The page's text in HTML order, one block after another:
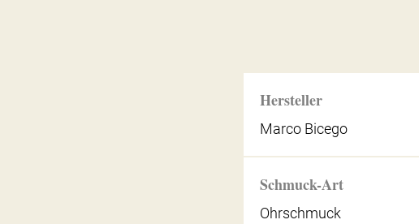
Hersteller
Marco Bicego
Schmuck-Art
Ohrschmuck